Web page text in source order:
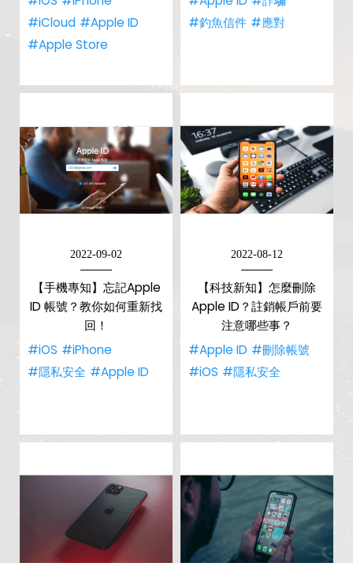
#iCloud #Apple ID
#Apple Store
#釣魚信件 #應對
2022-09-02
【手機專知】忘記Apple
ID 帳號？教你如何重新找
回！
#iOS #iPhone
#隱私安全 #Apple ID
2022-08-12
【科技新知】怎麼刪除
Apple ID？註銷帳戶前要
注意哪些事？
#Apple ID #刪除帳號
#iOS #隱私安全